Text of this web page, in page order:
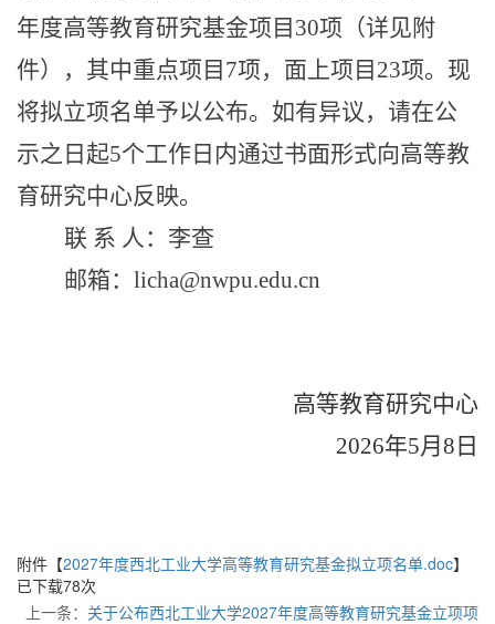
年度高等教育研究基金项目 30项（详见附
件），其中重点项目 7项，面上项目 23项。现
将拟立项名单予以公布。如有异议，请在公
示之日起5个工作日内通过书面形式向高等教
育研究中心反映。
联 系 人： 李查
邮箱： licha@nwpu.edu.cn
高等教育研究中心
2026年5月 8 日
附件【2027年度西北工业大学高等教育研究基金拟立项名单.doc】
已下载78次
上一条： 关于公布西北工业大学2027年度高等教育研究基金立项项